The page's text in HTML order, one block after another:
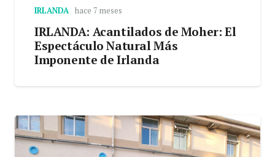
IRLANDA hace 7 meses
IRLANDA: Acantilados de Moher: El
Espectáculo Natural Más
Imponente de Irlanda